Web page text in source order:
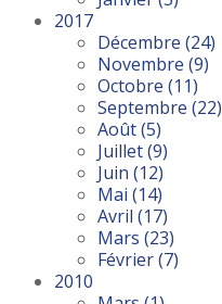
2017
Décembre (24)
Novembre (9)
Octobre (11)
Septembre (22)
Août(5)
Juillet(9)
Juin (12)
Mai (14)
Avril (17)
Mars (23)
Février(7)
2010